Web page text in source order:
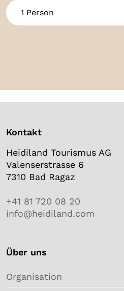
Kontakt
Heidiland Tourismus AG
Valenserstrasse 6
7310 Bad Ragaz
+41 81 720 08 20
info@heidiland.com
Über uns
Organisation